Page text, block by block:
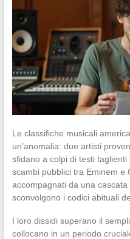
Le classifiche musicali
un’anomalia: due artisti
sfidano a colpi di testi
scambi pubblici tra Eminem e
accompagnati da una
sconvolgono i codici abituali
I loro dissidi superano il
collocano in un periodo